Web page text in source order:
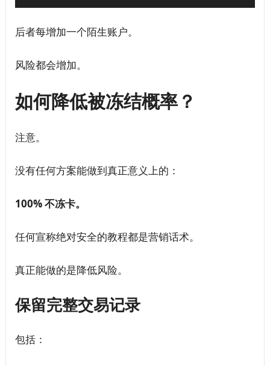
后者每增加一个陌生账户。
风险都会增加。
如何降低被冻结概率？
注意。
没有任何方案能做到真正意义上的：
100% 不冻卡。
任何宣称绝对安全的教程都是营销话术。
真正能做的是降低风险。
保留完整交易记录
包括：